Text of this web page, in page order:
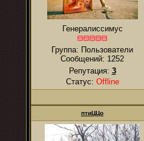
Генералиссимус
Группа: Пользователи
Сообщений: 1252
Репутация: 3
Статус: Offline
птиЦЦо